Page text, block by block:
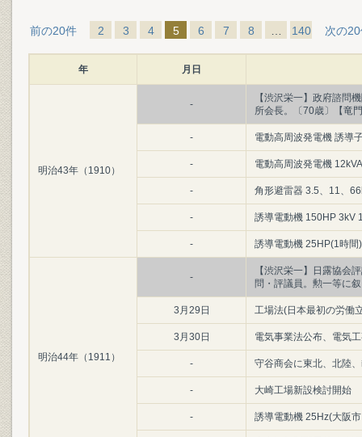
前の20件 2 3 4 5 6 7 8 140 次の
年 月日
明治43年（1910）
-
【渋沢栄一】政府諮問
所会長。〔70歳〕【竜
- 電動高周波発電機 誘導
- 電動高周波発電機
- 角形避雷器 3.5、11、
- 誘導電動機 150HP 3kV
- 誘導電動機 25HP(1時
明治44年（1911）
-
【渋沢栄一】日露協会
問・評議員。勲一等に
3月29日 工場法(日本最初の労働
3月30日 電気事業法公布、電気
- 守谷商会に東北、北陸
- 大崎工場新設検討開始
- 誘導電動機 25Hz(大阪